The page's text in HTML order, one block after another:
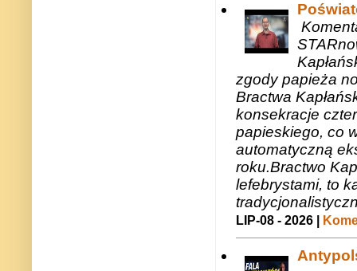
zgody papieża
Bractwa
konsekracje
papieskiego, co
automatyczną
roku.Bractwo
lefebrystami, to
LIP-08 - 2026 |